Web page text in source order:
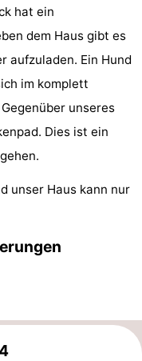
hat ein
dem Haus gibt es
aufzuladen. Ein Hund
im komplett
unseres
Dies ist ein
unser Haus kann nur